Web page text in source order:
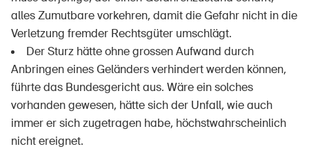
alles Zumutbare vorkehren, damit die Gefahr nicht in die
Verletzung fremder Rechtsgüter umschlägt.
Der Sturz hätte ohne grossen Aufwand durch
Anbringen eines Geländers verhindert werden können,
führte das Bundesgericht aus. Wäre ein solches
vorhanden gewesen, hätte sich der Unfall, wie auch
immer er sich zugetragen habe, höchstwahrscheinlich
nicht ereignet.